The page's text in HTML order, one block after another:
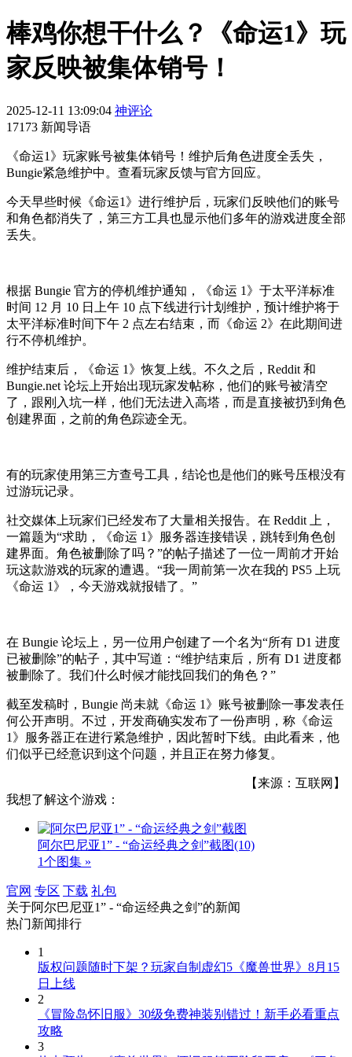
棒鸡你想干什么？《命运1》玩
家反映被集体销号！
2025-12-11 13:09:04 神评论
17173 新闻导语
《命运1》玩家账号被集体销号！维护后角色进度全丢失，
Bungie紧急维护中。查看玩家反馈与官方回应。
今天早些时候《命运1》进行维护后，玩家们反映他们的账号
和角色都消失了，第三方工具也显示他们多年的游戏进度全部
丢失。
根据 Bungie 官方的停机维护通知，《命运 1》于太平洋标准
时间 12 月 10 日上午 10 点下线进行计划维护，预计维护将于
太平洋标准时间下午 2 点左右结束，而《命运 2》在此期间进
行不停机维护。
维护结束后，《命运 1》恢复上线。不久之后，Reddit 和
Bungie.net 论坛上开始出现玩家发帖称，他们的账号被清空
了，跟刚入坑一样，他们无法进入高塔，而是直接被扔到角色
创建界面，之前的角色踪迹全无。
有的玩家使用第三方查号工具，结论也是他们的账号压根没有
过游玩记录。
社交媒体上玩家们已经发布了大量相关报告。在 Reddit 上，
一篇题为“求助，《命运 1》服务器连接错误，跳转到角色创
建界面。角色被删除了吗？”的帖子描述了一位一周前才开始
玩这款游戏的玩家的遭遇。“我一周前第一次在我的 PS5 上玩
《命运 1》，今天游戏就报错了。”
在 Bungie 论坛上，另一位用户创建了一个名为“所有 D1 进度
已被删除”的帖子，其中写道：“维护结束后，所有 D1 进度都
被删除了。我们什么时候才能找回我们的角色？”
截至发稿时，Bungie 尚未就《命运 1》账号被删除一事发表任
何公开声明。不过，开发商确实发布了一份声明，称《命运
1》服务器正在进行紧急维护，因此暂时下线。由此看来，他
们似乎已经意识到这个问题，并且正在努力修复。
【来源：互联网】
我想了解这个游戏：
阿尔巴尼亚1” - “命运经典之剑”截图(10)
1个图集 »
官网 专区 下载 礼包
关于阿尔巴尼亚1” - “命运经典之剑”的新闻
热门新闻排行
1
版权问题随时下架？玩家自制虚幻5《魔兽世界》8月15
日上线
2
《冒险岛怀旧服》30级免费神装别错过！新手必看重点
攻略
3